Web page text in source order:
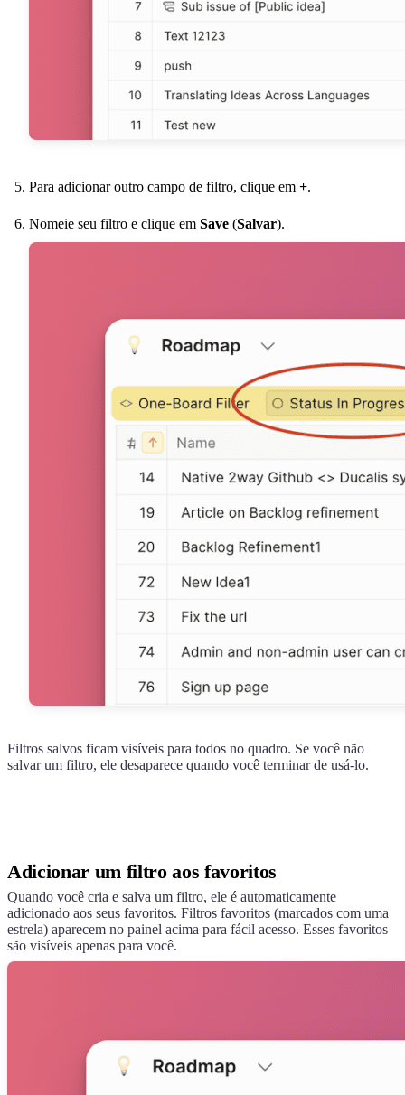
Para adicionar outro campo de filtro, clique em +.
Nomeie seu filtro e clique em Save (Salvar).
Filtros salvos ficam visíveis para todos no quadro. Se você não
salvar um filtro, ele desaparece quando você terminar de usá-lo.
Adicionar um filtro aos favoritos
Quando você cria e salva um filtro, ele é automaticamente
adicionado aos seus favoritos. Filtros favoritos (marcados com uma
estrela) aparecem no painel acima para fácil acesso. Esses favoritos
são visíveis apenas para você.